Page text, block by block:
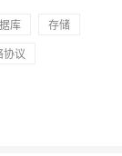
库
存储
协议